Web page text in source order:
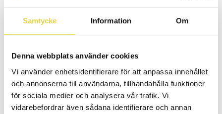
Samtycke Information Om
Denna webbplats använder cookies
Vi använder enhetsidentifierare för att anpassa innehållet
och annonserna till användarna, tillhandahålla funktioner
för sociala medier och analysera vår trafik. Vi
vidarebefordrar även sådana identifierare och annan
2017 är fjärde året loppet går av stapeln i Folkparken i
Norrköping, och startskottet går den 7 september kl 18:00.
Självklart kan alla vara med, oavsett om du springer snabbt,
t.o.m. 15 år, eller valfritt belopp därutöver. Loppet arrangeras
enbart med hjälp av ideella krafter, sponsorer och
samarbetspartners så hela beloppet går direkt till
Cancerfonden eller Barncancerfonden, du väljer själv. Läs